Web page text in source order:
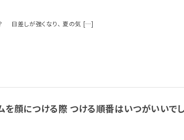
日差しが強くなり、 夏の気 […]
を顔につける際 つける順番はいつがいいで